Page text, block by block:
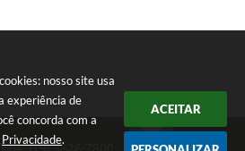
nosso site usa
experiência de
concorda com a
Privacidade.
ACEITAR